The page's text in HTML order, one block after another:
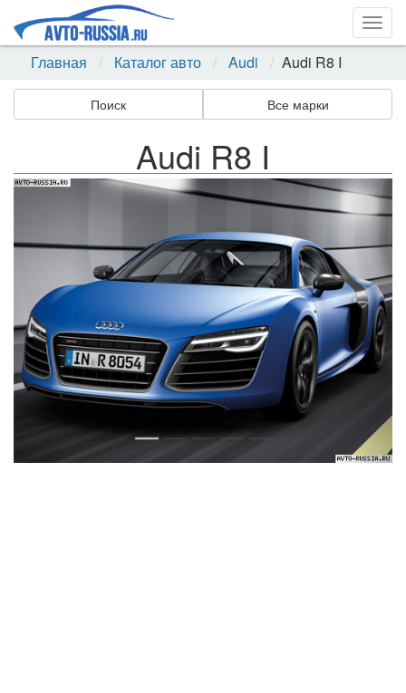
Главная
Каталог авто Audi Audi R8 I
Поиск Все марки
Audi R8 I
Назад